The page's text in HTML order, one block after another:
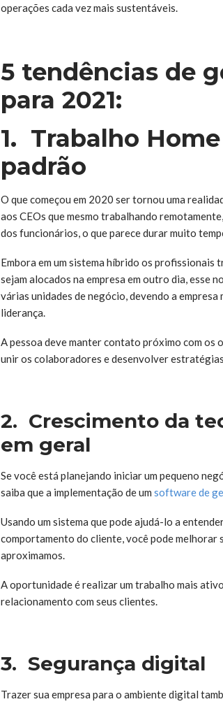
operações cada vez mais sustentáveis.
5 tendências de
para 2021:
1. Trabalho
padrão
O que começou em 2020 ser tornou uma
aos CEOs que mesmo trabalhando
dos funcionários, o que parece durar muito
Embora em um sistema híbrido os profissionais
sejam alocados na empresa em outro dia, esse
várias unidades de negócio, devendo a
liderança.
A pessoa deve manter contato próximo com os
unir os colaboradores e desenvolver
2. Crescimento da
em geral
Se você está planejando iniciar um pequeno
saiba que a implementação de um software de
Usando um sistema que pode ajudá-lo a
comportamento do cliente, você pode melhorar
aproximamos.
A oportunidade é realizar um trabalho mais
relacionamento com seus clientes.
3. Segurança digital
Trazer sua empresa para o ambiente digital